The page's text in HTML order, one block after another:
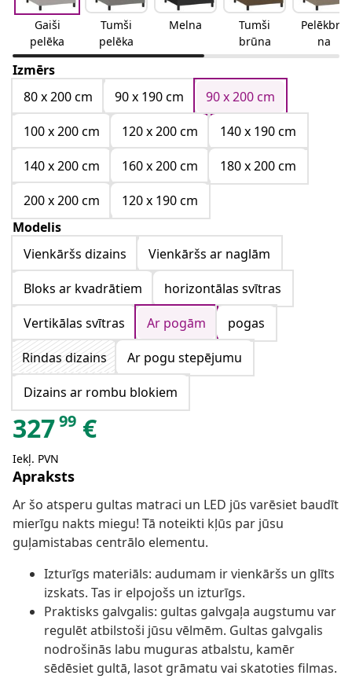
Gaiši
pelēka
Tumši
pelēka
Melna
Tumši
brūna
Pelēkbrū
na
Izmērs
80 x 200 cm
90 x 190 cm
90 x 200 cm
100 x 200 cm
120 x 200 cm
140 x 190 cm
140 x 200 cm
160 x 200 cm
180 x 200 cm
200 x 200 cm
120 x 190 cm
Modelis
Vienkāršs dizains
Vienkāršs ar naglām
Bloks ar kvadrātiem
horizontālas svītras
Vertikālas svītras
Ar pogām
pogas
Rindas dizains
Ar pogu stepējumu
Dizains ar rombu blokiem
32799 €
Iekļ. PVN
Apraksts
Ar šo atsperu gultas matraci un LED jūs varēsiet baudīt
mierīgu nakts miegu! Tā noteikti kļūs par jūsu
guļamistabas centrālo elementu.
Izturīgs materiāls: audumam ir vienkāršs un glīts
izskats. Tas ir elpojošs un izturīgs.
Praktisks galvgalis: gultas galvgaļa augstumu var
regulēt atbilstoši jūsu vēlmēm. Gultas galvgalis
nodrošinās labu muguras atbalstu, kamēr
sēdēsiet gultā, lasot grāmatu vai skatoties filmas.